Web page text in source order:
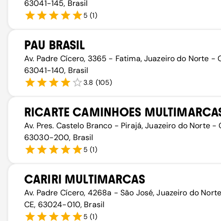
63041-145, Brasil
5 (1)
PAU BRASIL
Av. Padre Cícero, 3365 - Fatima, Juazeiro do Norte -
63041-140, Brasil
3.8 (105)
RICARTE CAMINHOES
Av. Pres. Castelo Branco - Pirajá, Juazeiro do Norte -
63030-200, Brasil
5 (1)
CARIRI MULTIMARCAS
Av. Padre Cícero, 4268a - São José, Juazeiro do
CE, 63024-010, Brasil
5 (1)